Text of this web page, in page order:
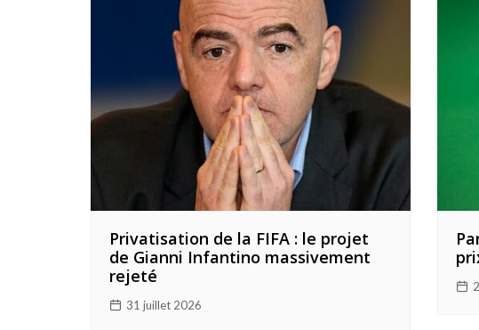
Privatisation de la FIFA : le projet
de Gianni Infantino massivement
rejeté
31 juillet 2026